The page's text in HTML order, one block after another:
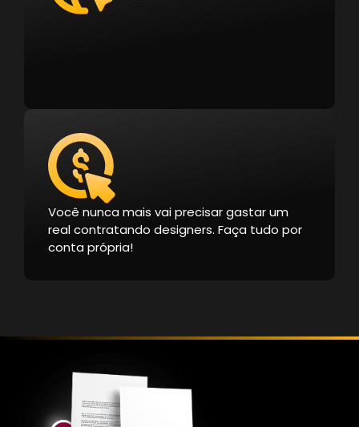
Você nunca mais vai precisar gastar um
real contratando designers. Faça tudo por
conta própria!